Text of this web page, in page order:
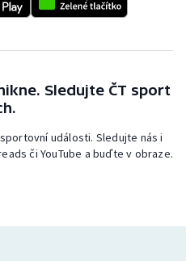
Sledujte ČT sport
události. Sledujte nás i
či YouTube a buďte v obraze.